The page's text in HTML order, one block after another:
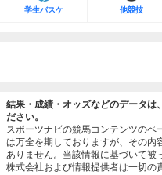
学生バスケ 他競技
結果・成績・オッズなどのデータは
ださい。
スポーツナビの競馬コンテンツのペ
は万全を期しておりますが、その内
ありません。当該情報に基づいて被
株式会社および情報提供者は一切の